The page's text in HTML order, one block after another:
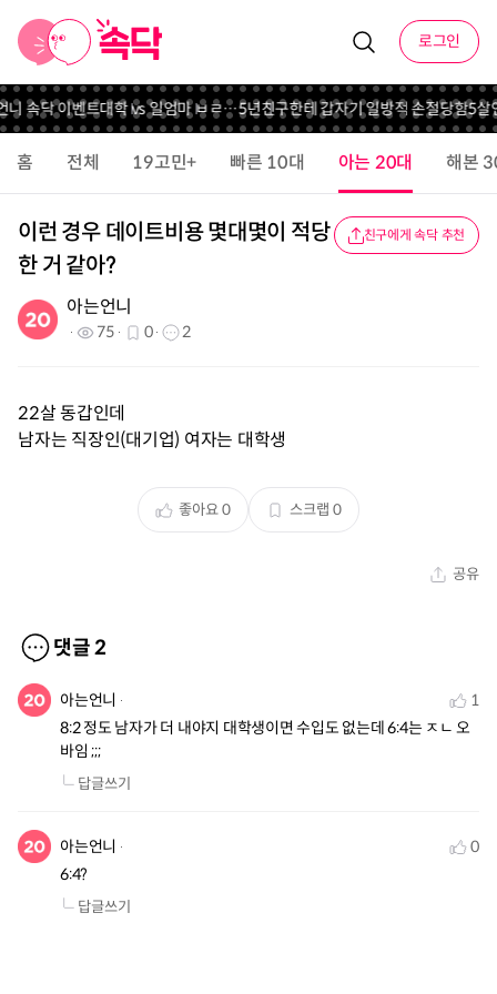
로그인
속닥 이벤트대학 vs 일엄마 ㅂㄹ…5년친구한테 갑자기 일방적 손절당함5살
홈 전체 19고민+ 빠른 10대 아는 20대 해본
이런 경우 데이트비용 몇대몇이 적당
한 거 같아?
친구에게 속닥 추천
아는언니
75 0 2
22살 동갑인데
남자는 직장인(대기업) 여자는 대학생
좋아요0 스크랩 0
공유
댓글2
아는언니
1
8:2 정도 남자가 더 내야지 대학생이면 수입도 없는데 6:4는 ㅈㄴ 오
바임 ;;;
답글쓰기
아는언니
0
6:4?
답글쓰기